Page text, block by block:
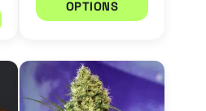
OPTIONS
Ce
produit
Ce